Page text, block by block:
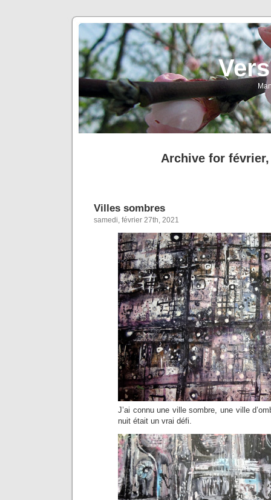
Archive for février,
Villes sombres
samedi, février 27th, 2021
J’ai connu une ville sombre, une ville
nuit était un vrai défi.